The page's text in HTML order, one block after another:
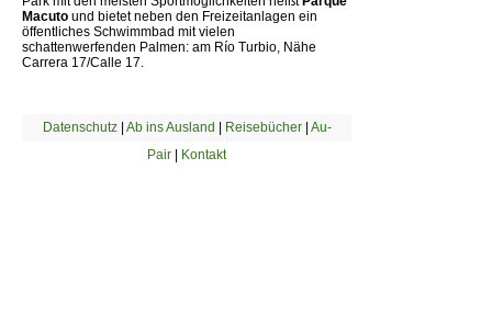
Macuto und bietet neben den Freizeitanlagen ein
öffentliches Schwimmbad mit vielen
schattenwerfenden Palmen: am Río Turbio, Nähe
Carrera 17/Calle 17.
Datenschutz| Ab ins Ausland | Reisebücher| Au-
Pair | Kontakt